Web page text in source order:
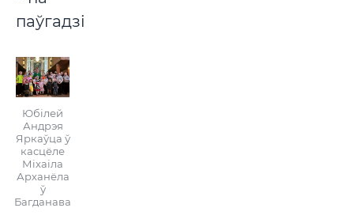
паўгадзіны.
Юбілей
Андрэя
Яркаўца ў
касцёле
Міхаіла
Арханёла
ў
Багданава